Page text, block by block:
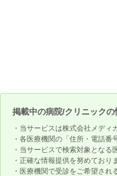
掲載中の病院/クリニック
・当サービスは株式会社メディ
・各医療機関の「住所・電話
・当サービスで検索対象とな
・正確な情報提供を努めてお
・医療機関で受診をご希望さ